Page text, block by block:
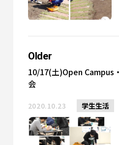
Older
10/17(土)Open Campus
会
2020.10.23 学生生活